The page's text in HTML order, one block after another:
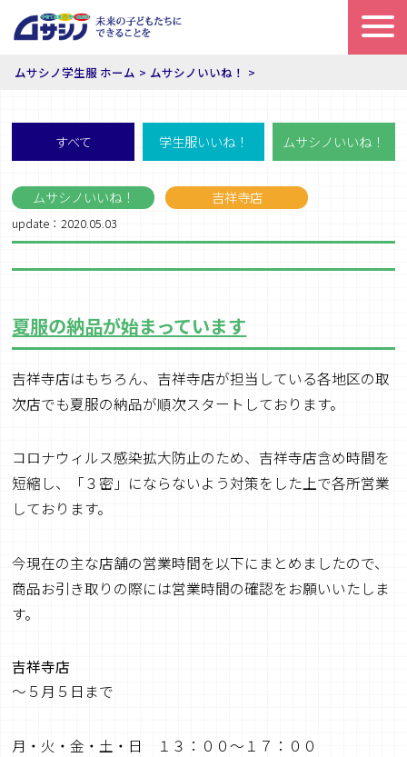
ムサシノ学生服 ホーム ムサシノいいね！
すべて 学生服いいね！ ムサシノいいね！
ムサシノいいね！ 吉祥寺店
update：2020.05.03
夏服の納品が始まっています
吉祥寺店はもちろん、吉祥寺店が担当している各地区の取
次店でも夏服の納品が順次スタートしております。
コロナウィルス感染拡大防止のため、吉祥寺店含め時間を
短縮し、「３密」にならないよう対策をした上で各所営業
しております。
今現在の主な店舗の営業時間を以下にまとめましたので、
商品お引き取りの際には営業時間の確認をお願いいたしま
す。
吉祥寺店
～５月５日まで
月・火・金・土・日 １３：００～１７：００